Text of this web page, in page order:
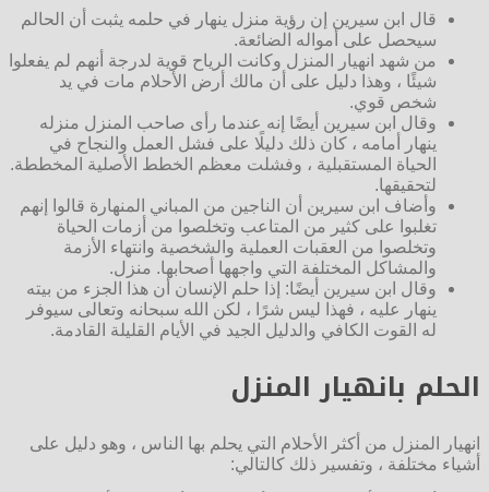
قال ابن سيرين إن رؤية منزل ينهار في حلمه يثبت أن الحالم
سيحصل على أمواله الضائعة.
من شهد انهيار المنزل وكانت الرياح قوية لدرجة أنهم لم يفعلوا
شيئًا ، وهذا دليل على أن مالك أرض الأحلام مات في يد
شخص قوي.
وقال ابن سيرين أيضًا إنه عندما رأى صاحب المنزل منزله
ينهار أمامه ، كان ذلك دليلًا على فشل العمل والنجاح في
الحياة المستقبلية ، وفشلت معظم الخطط الأصلية المخططة.
لتحقيقها.
وأضاف ابن سيرين أن الناجين من المباني المنهارة قالوا إنهم
تغلبوا على كثير من المتاعب وتخلصوا من أزمات الحياة
وتخلصوا من العقبات العملية والشخصية وانتهاء الأزمة
والمشاكل المختلفة التي واجهها أصحابها. منزل.
وقال ابن سيرين أيضًا: إذا حلم الإنسان أن هذا الجزء من بيته
ينهار عليه ، فهذا ليس شرًا ، لكن الله سبحانه وتعالى سيوفر
له القوت الكافي والدليل الجيد في الأيام القليلة القادمة.
الحلم بانهيار المنزل
انهيار المنزل من أكثر الأحلام التي يحلم بها الناس ، وهو دليل على
أشياء مختلفة ، وتفسير ذلك كالتالي: